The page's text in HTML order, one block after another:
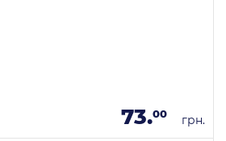
73.00 грн.